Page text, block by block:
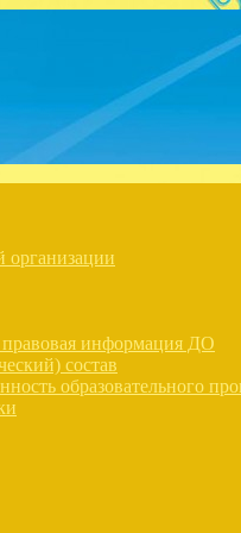
организации
правовая информация ДО
состав
образовательного